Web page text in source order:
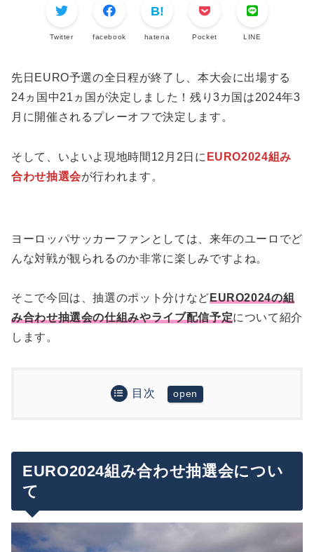
Twitter facebook hatena Pocket LINE
先日EURO予選の全日程が終了し、本大会に出場する
24ヵ国中21ヵ国が決定しました！残り3カ国は2024年3
月に開催されるプレーオフで決定します。
そして、いよいよ現地時間12月2日に EURO2024組み
合わせ抽選会が行われます。
ヨーロッパサッカーファンとしては、来年のユーロでど
んな対戦が観られるのか非常に楽しみですよね。
そこで今回は、抽選のポット分けなどEURO2024の組
み合わせ抽選会の仕組みやライブ配信予定について紹介
します。
目次
ポット1
ポット2
ポット4
EURO2024のチケット購入方法について
EURO2024組み合わせ抽選会につい
て